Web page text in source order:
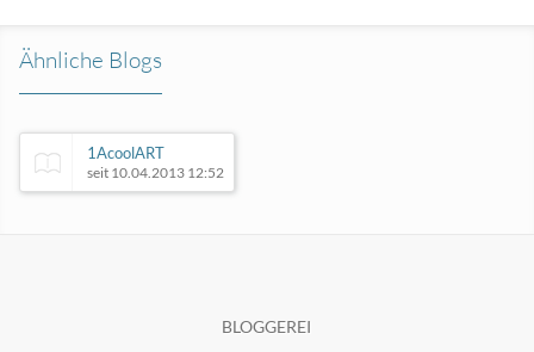
Ähnliche Blogs
1AcoolART
seit 10.04.2013 12:52
BLOGGEREI